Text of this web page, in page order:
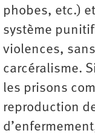
phobes, etc.)
système
violences,
carcéralisme.
les prisons
reproduction